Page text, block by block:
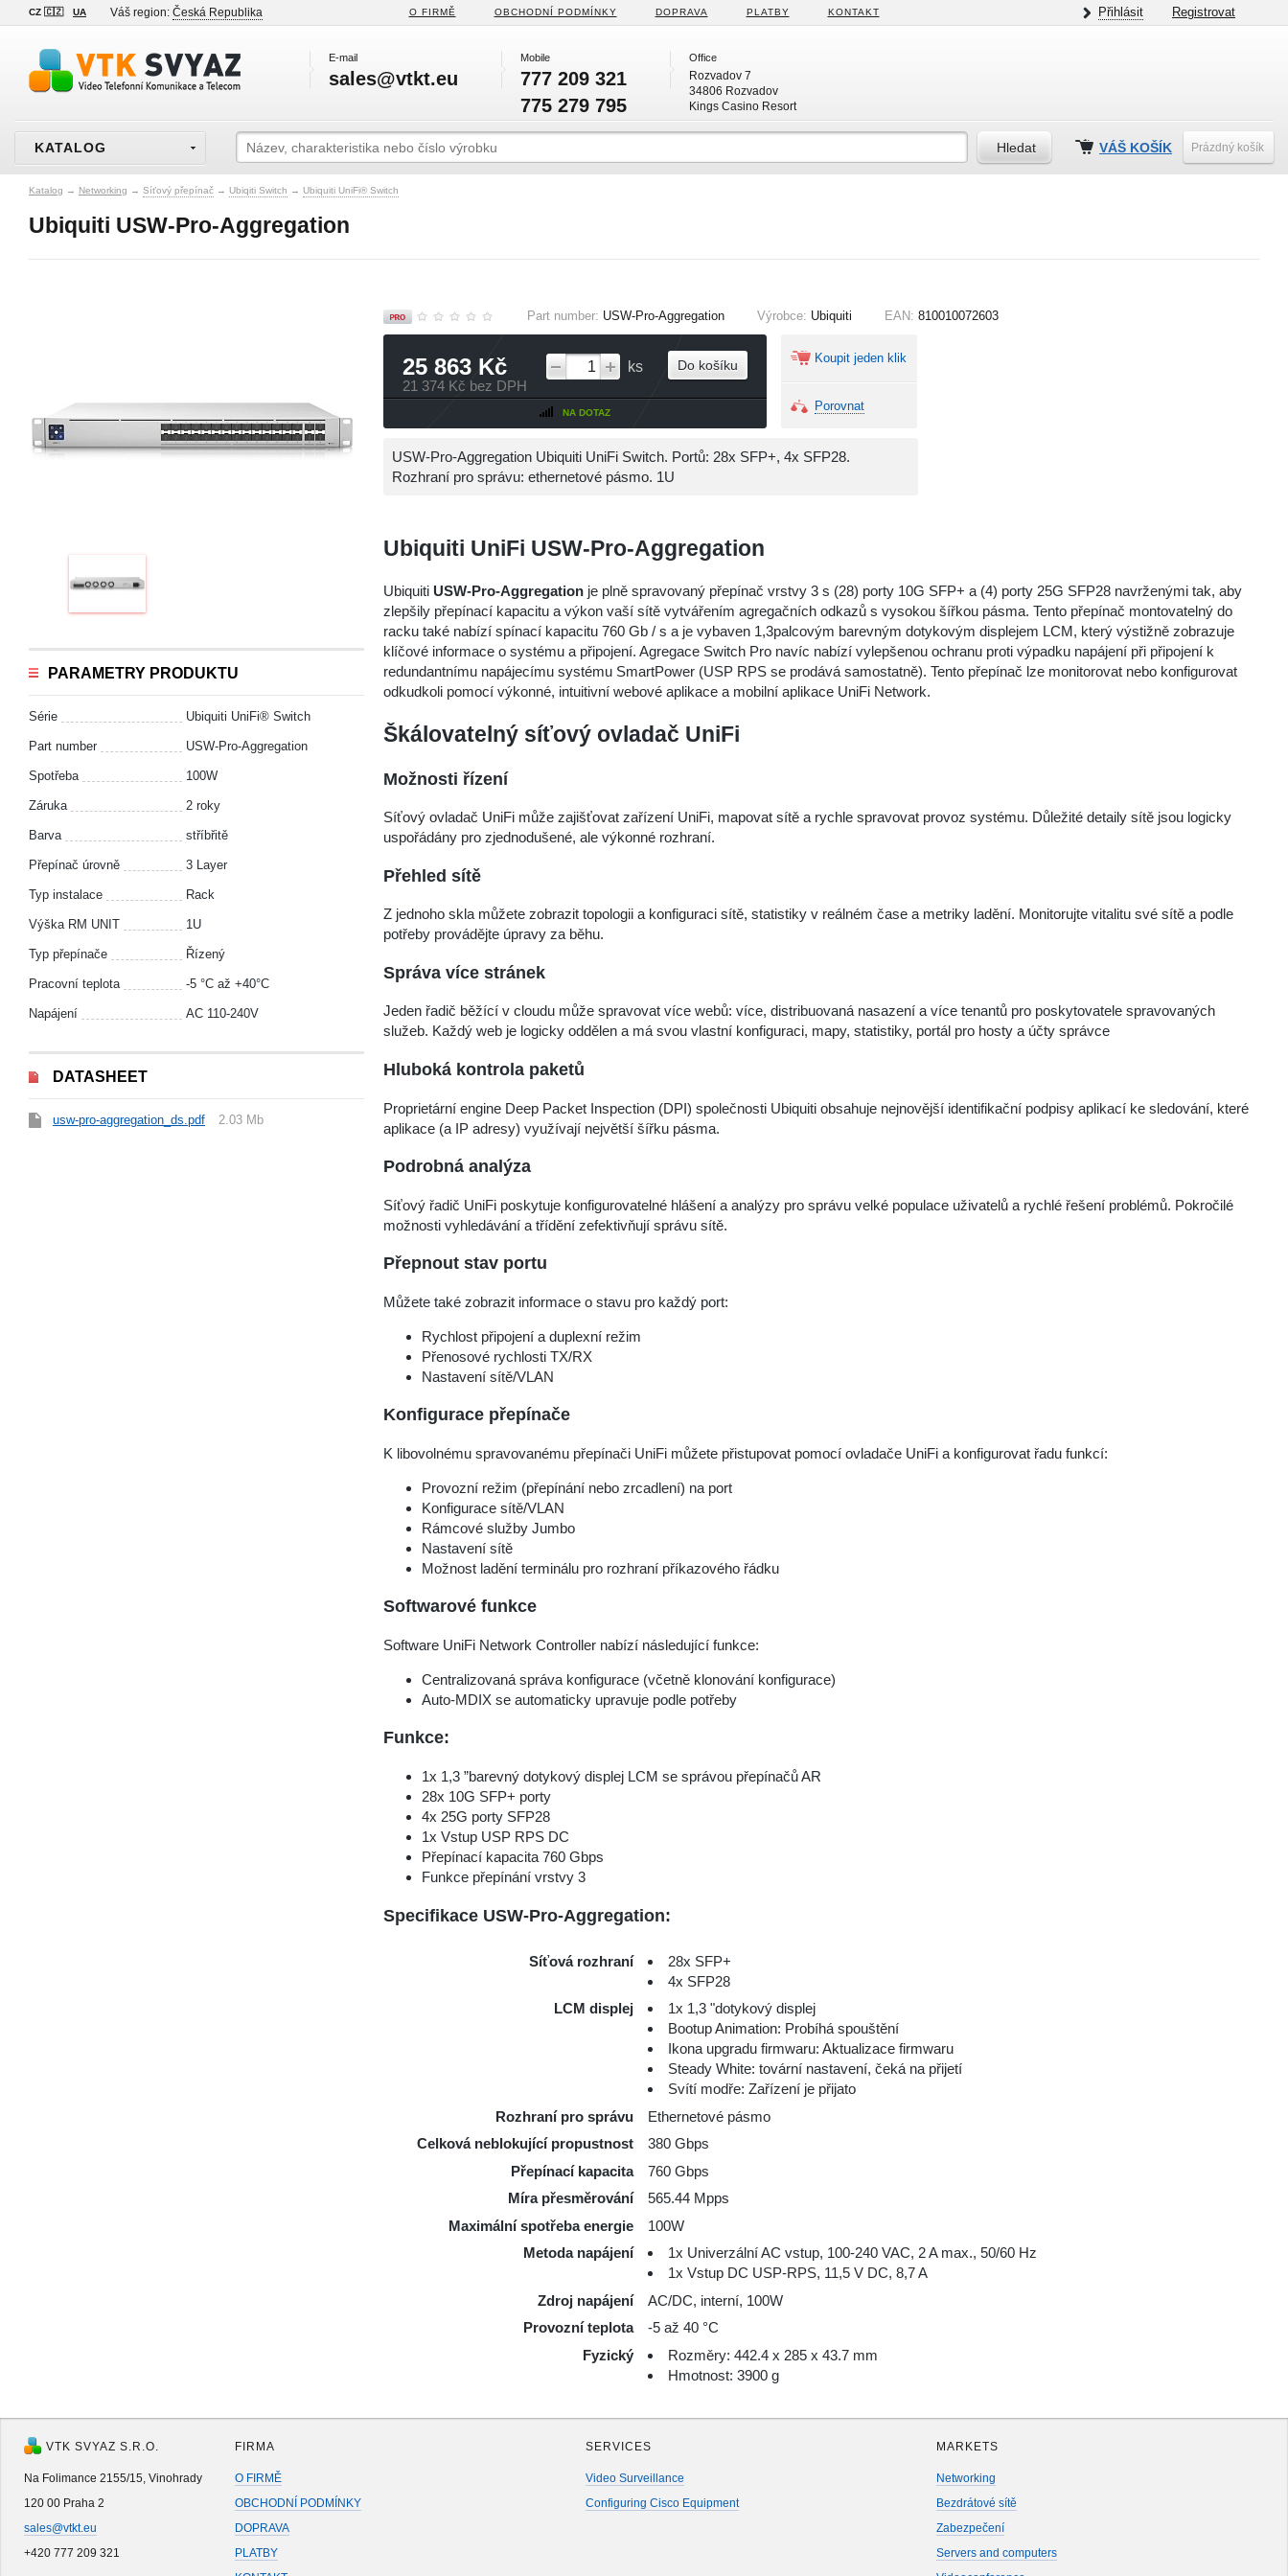
CZ 🇨🇿 UA Váš region: Česká Republika O FIRMĚ OBCHODNÍ PODMÍNKY DOPRAVA PLATBY KONTAKT Přihlásit Registrovat
E-mail
sales@vtkt.eu
Mobile
777 209 321
775 279 795
Office
Rozvadov 7
34806 Rozvadov
Kings Casino Resort
KATALOG VÁŠ KOŠÍK Prázdný košík
Katalog → Networking → Síťový přepínač → Ubiqiti Switch → Ubiquiti UniFi® Switch
Ubiquiti USW-Pro-Aggregation
PARAMETRY PRODUKTU
Série Ubiquiti UniFi® Switch
Part number USW-Pro-Aggregation
Spotřeba 100W
Záruka 2 roky
Barva stříbřitě
Přepínač úrovně 3 Layer
Typ instalace Rack
Výška RM UNIT 1U
Typ přepínače Řízený
Pracovní teplota -5 °С až +40°С
Napájení AC 110-240V
DATASHEET
usw-pro-aggregation_ds.pdf 2.03 Mb
Part number: USW-Pro-Aggregation Výrobce: Ubiquiti EAN: 810010072603
25 863 Kč
21 374 Kč bez DPH
ks
NA DOTAZ
Do košíku Koupit jeden klik
Porovnat
USW-Pro-Aggregation Ubiquiti UniFi Switch. Portů: 28x SFP+, 4x SFP28.
Rozhraní pro správu: ethernetové pásmo. 1U
Ubiquiti UniFi USW-Pro-Aggregation
Ubiquiti USW-Pro-Aggregation je plně spravovaný přepínač vrstvy 3 s (28) porty 10G SFP+ a (4) porty 25G SFP28 navrženými tak, aby
zlepšily přepínací kapacitu a výkon vaší sítě vytvářením agregačních odkazů s vysokou šířkou pásma. Tento přepínač montovatelný do
racku také nabízí spínací kapacitu 760 Gb / s a je vybaven 1,3palcovým barevným dotykovým displejem LCM, který výstižně zobrazuje
klíčové informace o systému a připojení. Agregace Switch Pro navíc nabízí vylepšenou ochranu proti výpadku napájení při připojení k
redundantnímu napájecímu systému SmartPower (USP RPS se prodává samostatně). Tento přepínač lze monitorovat nebo konfigurovat
odkudkoli pomocí výkonné, intuitivní webové aplikace a mobilní aplikace UniFi Network.
Škálovatelný síťový ovladač UniFi
Možnosti řízení
Síťový ovladač UniFi může zajišťovat zařízení UniFi, mapovat sítě a rychle spravovat provoz systému. Důležité detaily sítě jsou logicky
uspořádány pro zjednodušené, ale výkonné rozhraní.
Přehled sítě
Z jednoho skla můžete zobrazit topologii a konfiguraci sítě, statistiky v reálném čase a metriky ladění. Monitorujte vitalitu své sítě a podle
potřeby provádějte úpravy za běhu.
Správa více stránek
Jeden řadič běžící v cloudu může spravovat více webů: více, distribuovaná nasazení a více tenantů pro poskytovatele spravovaných
služeb. Každý web je logicky oddělen a má svou vlastní konfiguraci, mapy, statistiky, portál pro hosty a účty správce
Hluboká kontrola paketů
Proprietární engine Deep Packet Inspection (DPI) společnosti Ubiquiti obsahuje nejnovější identifikační podpisy aplikací ke sledování, které
aplikace (a IP adresy) využívají největší šířku pásma.
Podrobná analýza
Síťový řadič UniFi poskytuje konfigurovatelné hlášení a analýzy pro správu velké populace uživatelů a rychlé řešení problémů. Pokročilé
možnosti vyhledávání a třídění zefektivňují správu sítě.
Přepnout stav portu
Můžete také zobrazit informace o stavu pro každý port:
Rychlost připojení a duplexní režim
Přenosové rychlosti TX/RX
Nastavení sítě/VLAN
Konfigurace přepínače
K libovolnému spravovanému přepínači UniFi můžete přistupovat pomocí ovladače UniFi a konfigurovat řadu funkcí:
Provozní režim (přepínání nebo zrcadlení) na port
Konfigurace sítě/VLAN
Rámcové služby Jumbo
Nastavení sítě
Možnost ladění terminálu pro rozhraní příkazového řádku
Softwarové funkce
Software UniFi Network Controller nabízí následující funkce:
Centralizovaná správa konfigurace (včetně klonování konfigurace)
Auto-MDIX se automaticky upravuje podle potřeby
Funkce:
1x 1,3 ”barevný dotykový displej LCM se správou přepínačů AR
28x 10G SFP+ porty
4x 25G porty SFP28
1x Vstup USP RPS DC
Přepínací kapacita 760 Gbps
Funkce přepínání vrstvy 3
Specifikace USW-Pro-Aggregation:
Síťová rozhraní
28x SFP+
4x SFP28
LCM displej
1x 1,3 "dotykový displej
Bootup Animation: Probíhá spouštění
Ikona upgradu firmwaru: Aktualizace firmwaru
Steady White: tovární nastavení, čeká na přijetí
Svítí modře: Zařízení je přijato
Rozhraní pro správu
Ethernetové pásmo
Celková neblokující propustnost
380 Gbps
Přepínací kapacita
760 Gbps
Míra přesměrování
565.44 Mpps
Maximální spotřeba energie
100W
Metoda napájení
1x Univerzální AC vstup, 100-240 VAC, 2 A max., 50/60 Hz
1x Vstup DC USP-RPS, 11,5 V DC, 8,7 A
Zdroj napájení
AC/DC, interní, 100W
Provozní teplota
-5 až 40 °C
Fyzický
Rozměry: 442.4 x 285 x 43.7 mm
Hmotnost: 3900 g
VTK SVYAZ S.R.O.
Na Folimance 2155/15, Vinohrady
120 00 Praha 2
sales@vtkt.eu
+420 777 209 321
FIRMA
O FIRMĚ
OBCHODNÍ PODMÍNKY
DOPRAVA
PLATBY
SERVICES
Video Surveillance
Configuring Cisco Equipment
MARKETS
Networking
Bezdrátové sítě
Zabezpečení
Servers and computers